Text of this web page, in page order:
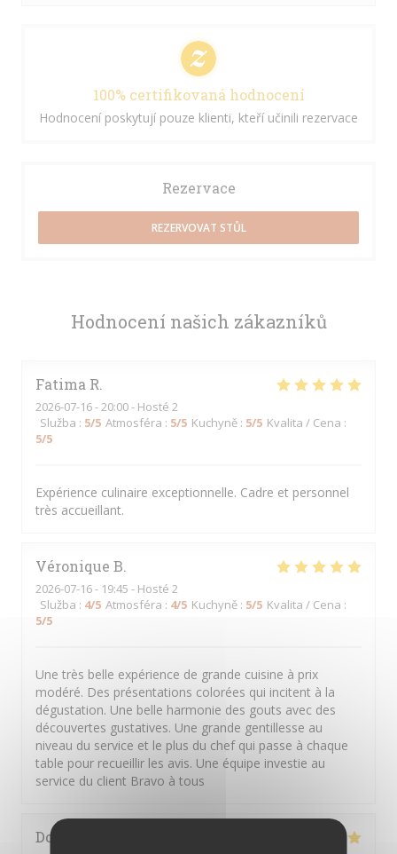
Hodnocení našich zákazníků
Fatima R
2026-07-16- 20:00 - Hosté 2
Služba : 5/5 Atmosféra : 5/5 Kuchyně : 5/5 Kvalita / Cena :
5/5
Expérience culinaire exceptionnelle. Cadre et personnel
très accueillant.
Véronique B
2026-07-16- 19:45 - Hosté 2
Služba : 4/5 Atmosféra : 4/5 Kuchyně : 5/5 Kvalita / Cena :
5/5
Une très belle expérience de grande cuisine à prix
modéré. Des présentations colorées qui incitent à la
dégustation. Une belle harmonie des gouts avec des
découvertes gustatives. Une grande gentillesse au
niveau du service et le plus du chef qui passe à chaque
table pour recueillir les avis. Une équipe investie au
service du client Bravo à tous
Dominique
100% certifikovaná hodnocení
Hodnocení poskytují pouze klienti, kteří učinili rezervace
Rezervace
REZERVOVAT STŮL